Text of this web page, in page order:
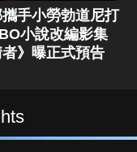
手小勞勃道尼打
小說改編影集
者》曝正式預告